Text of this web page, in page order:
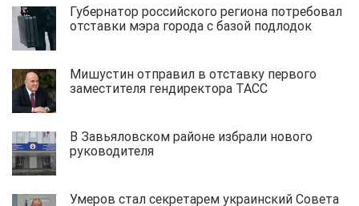
Губернатор российского региона потребовал
отставки мэра города с базой подлодок
Мишустин отправил в отставку первого
заместителя гендиректора ТАСС
В Завьяловском районе избрали нового
руководителя
Умеров стал секретарем украинский Совета